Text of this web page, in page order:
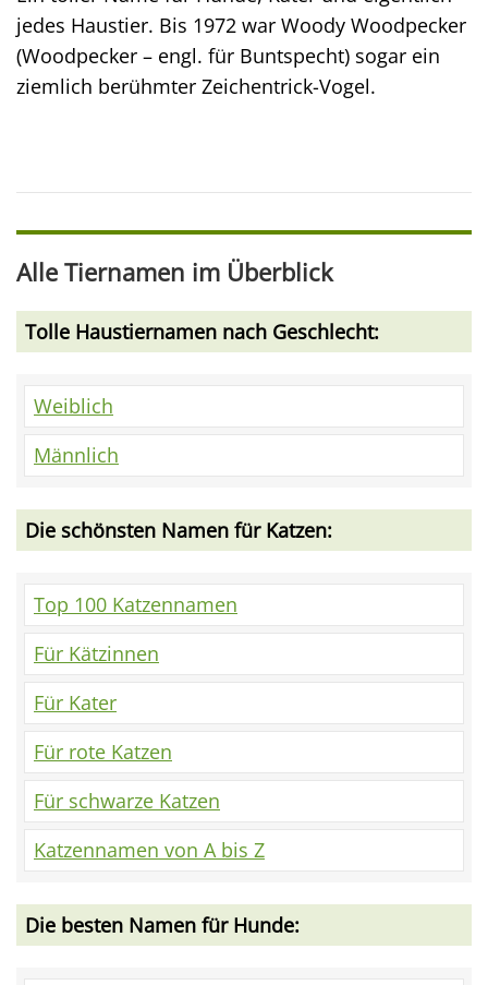
jedes Haustier. Bis 1972 war Woody Woodpecker
(Woodpecker – engl. für Buntspecht) sogar ein
ziemlich berühmter Zeichentrick-Vogel.
Alle Tiernamen im Überblick
Tolle Haustiernamen nach Geschlecht:
Weiblich
Männlich
Die schönsten Namen für Katzen:
Top 100 Katzennamen
Für Kätzinnen
Für Kater
Für rote Katzen
Für schwarze Katzen
Katzennamen von A bis Z
Die besten Namen für Hunde: